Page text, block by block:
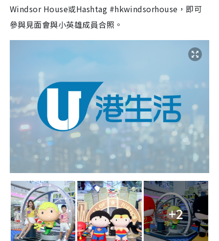
Windsor House或Hashtag #hkwindsorhouse，即可
參與見面會與小英雄成員合照。
+2